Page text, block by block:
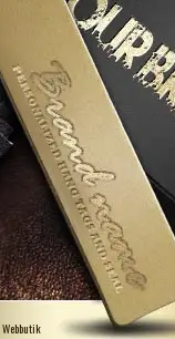
Webbutik